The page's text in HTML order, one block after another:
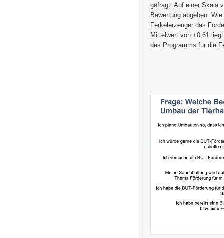
gefragt. Auf einer Skala
Bewertung abgeben.
Ferkelerzeuger das
Mittelwert von +0,61
des Programms für die